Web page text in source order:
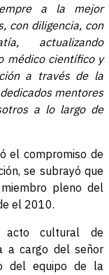
a la mejor
con diligencia, con
actualizando
médico científico y
a través de la
mentores
a lo largo de
el compromiso de
se subrayó que
pleno del
el 2010.
cultural de
a cargo del señor
del equipo de la